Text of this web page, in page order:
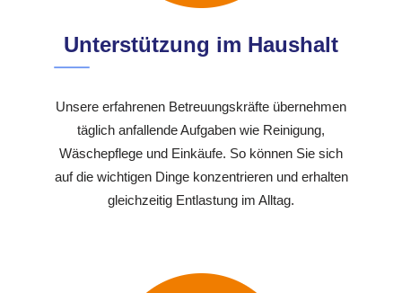
Unterstützung im Haushalt
Unsere erfahrenen Betreuungskräfte übernehmen
täglich anfallende Aufgaben wie Reinigung,
Wäschepflege und Einkäufe. So können Sie sich
auf die wichtigen Dinge konzentrieren und erhalten
gleichzeitig Entlastung im Alltag.